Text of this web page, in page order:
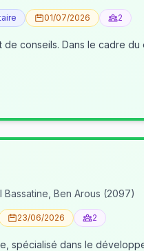
01/07/2026 2
de conseils. Dans le cadre
Bassatine, Ben Arous (2097)
23/06/2026 2
spécialisé dans le